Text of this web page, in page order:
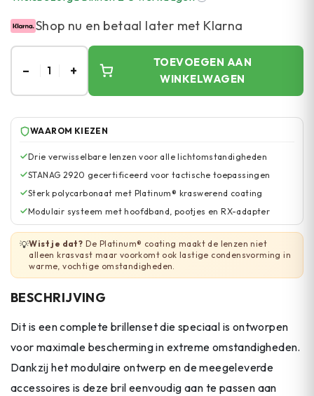
Shop nu en betaal later met Klarna
– 1 +
TOEVOEGEN AAN
WINKELWAGEN
WAAROM KIEZEN
Drie verwisselbare lenzen voor alle lichtomstandigheden
STANAG 2920 gecertificeerd voor tactische toepassingen
Sterk polycarbonaat met Platinum® kraswerend coating
Modulair systeem met hoofdband, pootjes en RX-adapter
💡Wist je dat? De Platinum® coating maakt de lenzen niet
alleen krasvast maar voorkomt ook lastige condensvorming in
warme, vochtige omstandigheden.
BESCHRIJVING
Dit is een complete brillenset die speciaal is ontworpen
voor maximale bescherming in extreme omstandigheden.
Dankzij het modulaire ontwerp en de meegeleverde
accessoires is deze bril eenvoudig aan te passen aan